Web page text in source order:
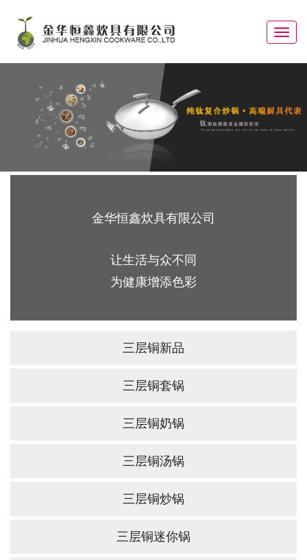
Toggle
金华恒鑫炊具有限公司
让生活与众不同
为健康增添色彩
三层铜新品
三层铜套锅
三层铜奶锅
三层铜汤锅
三层铜炒锅
三层铜迷你锅